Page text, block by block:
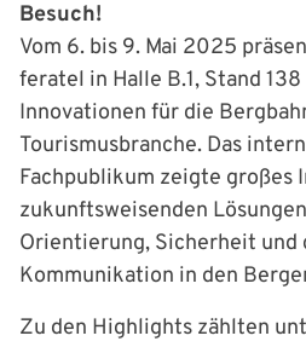
Besuch!
Vom 6. bis 9. Mai 2025
feratel in Halle B.1, Stand
Innovationen für die
Tourismusbranche. Das
Fachpublikum zeigte großes
zukunftsweisenden
Orientierung, Sicherheit und
Kommunikation in den
Zu den Highlights zählten